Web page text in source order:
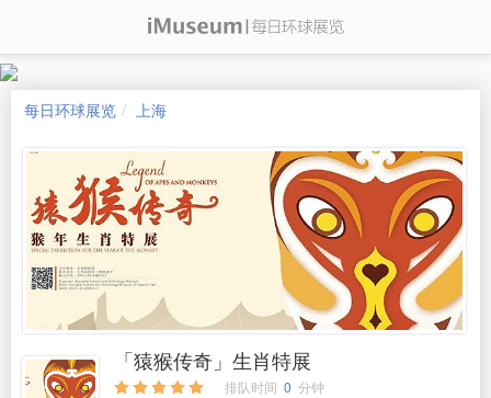
每日环球展览 上海
「猿猴传奇」生肖特展
排队时间 0 分钟